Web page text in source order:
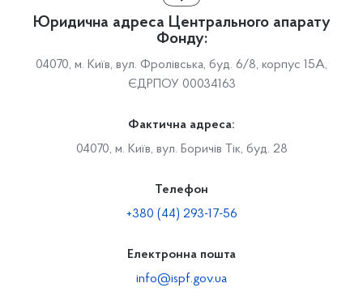
Юридична адреса Центрального апарату
Фонду:
04070, м. Київ, вул. Фролівська, буд. 6/8, корпус 15А,
ЄДРПОУ 00034163
Фактична адреса:
04070, м. Київ, вул. Боричів Тік, буд. 28
Телефон
+380 (44) 293-17-56
Електронна пошта
info@ispf.gov.ua